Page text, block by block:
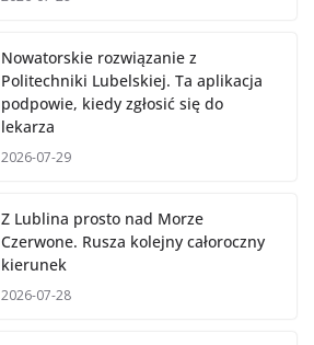
Nowatorskie rozwiązanie z
Politechniki Lubelskiej. Ta aplikacja
podpowie, kiedy zgłosić się do
lekarza
2026-07-29
Z Lublina prosto nad Morze
Czerwone. Rusza kolejny całoroczny
kierunek
2026-07-28